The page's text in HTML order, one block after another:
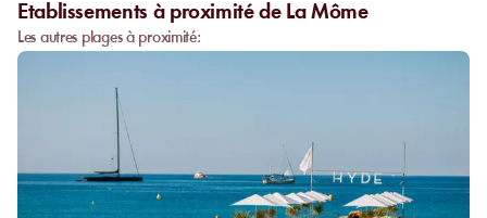
Etablissements à proximité de La Môme
Les autres plages à proximité: